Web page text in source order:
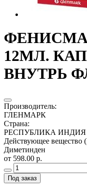
12МЛ.
ВНУТРЬ
Производитель:
ГЛЕНМАРК
Страна:
РЕСПУБЛИКА ИНДИЯ
Действующее
Диметинден
от 598.00 р.
Под заказ